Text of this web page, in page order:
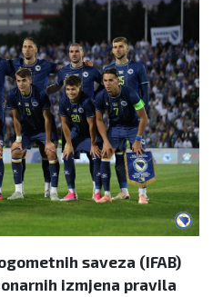
saveza (IFAB)
izmjena pravila